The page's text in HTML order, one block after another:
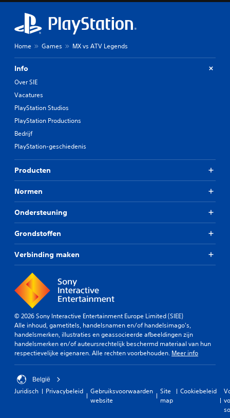
Home Games MX vs ATV Legends
Info
Over SIE
Vacatures
PlayStation Studios
PlayStation Productions
Bedrijf
PlayStation-geschiedenis
Producten
Normen
Ondersteuning
Grondstoffen
Verbinding maken
© 2026 Sony Interactive Entertainment Europe Limited (SIEE)
Alle inhoud, gametitels, handelsnamen en/of handelsimago's,
handelsmerken, illustraties en geassocieerde afbeeldingen zijn
handelsmerken en/of auteursrechtelijk beschermd materiaal van hun
respectievelijke eigenaren. Alle rechten voorbehouden. Meer info
België
Juridisch Privacybeleid
Gebruiksvoorwaarden
website
Site
map
Cookiebeleid